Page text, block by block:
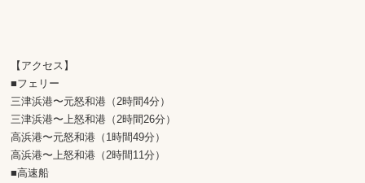
【アクセス】
■フェリー
三津浜港〜元怒和港（2時間4分）
三津浜港〜上怒和港（2時間26分）
高浜港〜元怒和港（1時間49分）
高浜港〜上怒和港（2時間11分）
■高速船